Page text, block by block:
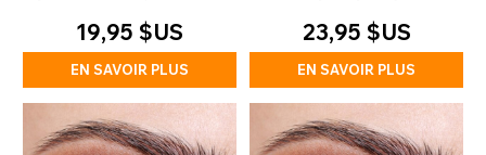
19,95 $US
EN SAVOIR PLUS
23,95 $US
EN SAVOIR PLUS